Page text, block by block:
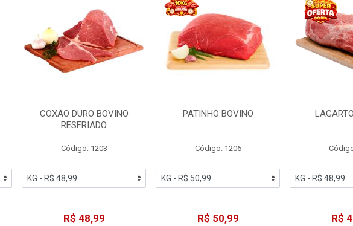
COXÃO DURO BOVINO
RESFRIADO
Código: 1203
R$ 48,99
PATINHO BOVINO
Código: 1206
R$ 50,99 R$